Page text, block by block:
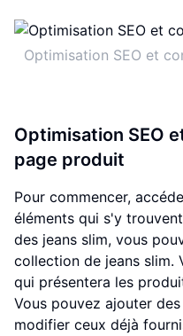
Optimisation SEO et
Optimisation SEO
page produit
Pour commencer,
éléments qui s'y
des jeans slim, vous
collection de jeans slim.
qui présentera les
Vous pouvez ajouter
modifier ceux déjà